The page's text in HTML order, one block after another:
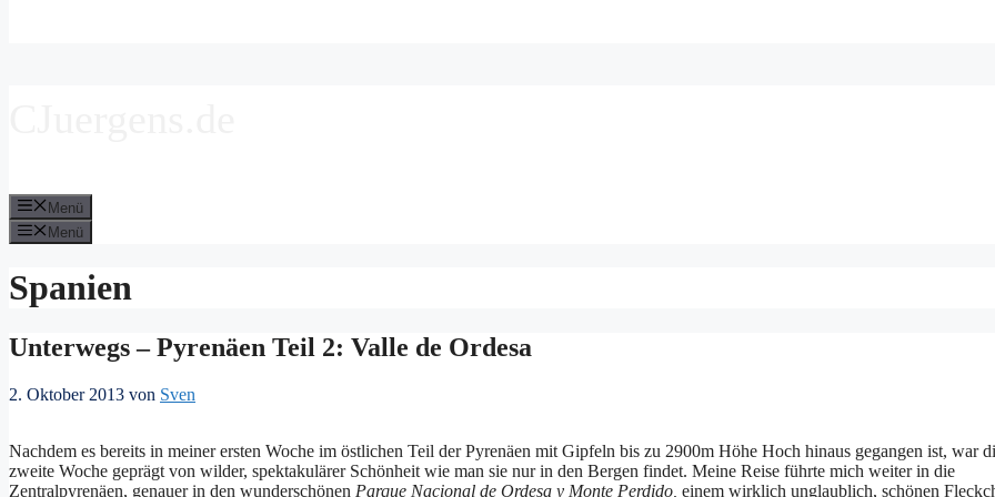
Menü
Menü
Spanien
Unterwegs – Pyrenäen Teil 2: Valle de Ordesa
2. Oktober 2013 von Sven
Nachdem es bereits in meiner ersten Woche im östlichen Teil der Pyrenäen mit Gipfeln bis zu 2900m Höhe Hoch hinaus gegangen ist, war
zweite Woche geprägt von wilder, spektakulärer Schönheit wie man sie nur in den Bergen findet. Meine Reise führte mich weiter in die
Zentralpyrenäen, genauer in den wunderschönen Parque Nacional de Ordesa y Monte Perdido, einem wirklich unglaublich, schönen